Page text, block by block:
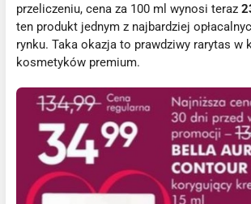
przeliczeniu, cena za 100 ml wynosi teraz
ten produkt jednym z najbardziej
rynku. Taka okazja to prawdziwy rarytas w
kosmetyków premium.